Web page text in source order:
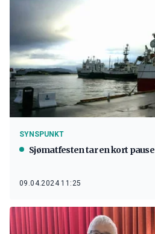
SYNSPUNKT
Sjømatfesten tar en kort pause
09.04.2024 11:25